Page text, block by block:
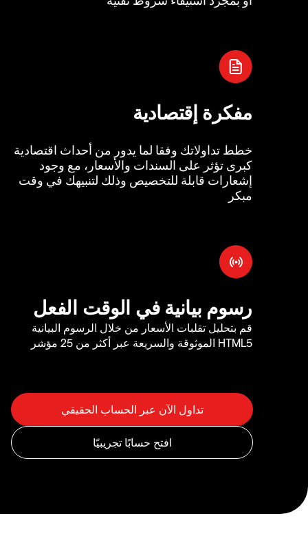
مفكرة إقتصادية
خطط تداولاتك وفقا لما يدور من أحداث اقتصادية
كبرى تؤثر على السندات والأسعار، مع وجود
إشعارات قابلة للتخصيص وذلك لتنبيهك في وقت
مبكر
رسوم بيانية في الوقت الفعل
قم بتحليل تقلبات الأسعار من خلال الرسوم البيانية
HTML5 الموثوقة والسريعة عبر أكثر من 25 مؤشر